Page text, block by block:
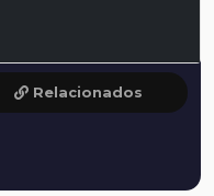
Relacionados